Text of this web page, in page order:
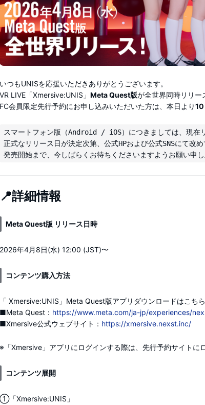
いつもUNISを応援いただきありがとうございます。
VR LIVE「Xmersive:UNIS」 Meta Quest版が全世界同時リリー
FC会員限定先行予約にお申し込みいただいた方は、本日より10
スマートフォン版（Android / iOS）につきましては、現在
正式なリリース日が決定次第、公式HPおよび公式SNSにて改め
📍詳細情報
Meta Quest版 リリース日時
2026年4月8日(水) 12:00 (JST)〜
コンテンツ購入方法
「 Xmersive:UNIS」Meta Quest版アプリダウンロードはこち
■Meta Quest： https://www.meta.com/ja-jp/experiences/
■Xmersive公式ウェブサイト： https://xmersive.nexst.inc/
※「Xmersive」アプリにログインする際は、先行予約サイトに
コンテンツ展開
①「Xmersive:UNIS」